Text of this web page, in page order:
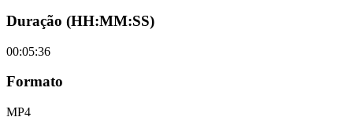
Duração (HH:MM:SS)
00:05:36
Formato
MP4